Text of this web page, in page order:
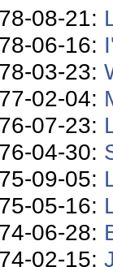
08-21:
06-16:
03-23:
02-04:
07-23:
04-30:
09-05:
05-16:
06-28:
02-15: